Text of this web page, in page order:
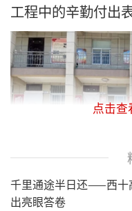
工程中的辛勤付出
点击查
千里通途半日还——西十
出亮眼答卷